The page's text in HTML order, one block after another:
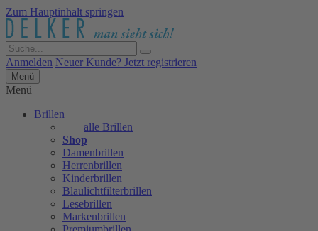
Zum Hauptinhalt springen
Anmelden Neuer Kunde? Jetzt registrieren
Menü
Menü
Brillen
alle Brillen
Shop
Damenbrillen
Herrenbrillen
Kinderbrillen
Blaulichtfilterbrillen
Lesebrillen
Markenbrillen